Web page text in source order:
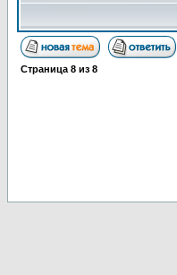
Страница 8 из 8